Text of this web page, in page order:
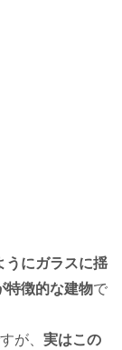
うにガラスに揺
特徴的な建物で
が、 実はこの